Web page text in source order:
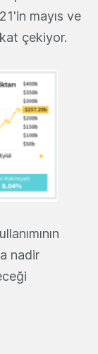
mayıs ve
çekiyor.
nadir